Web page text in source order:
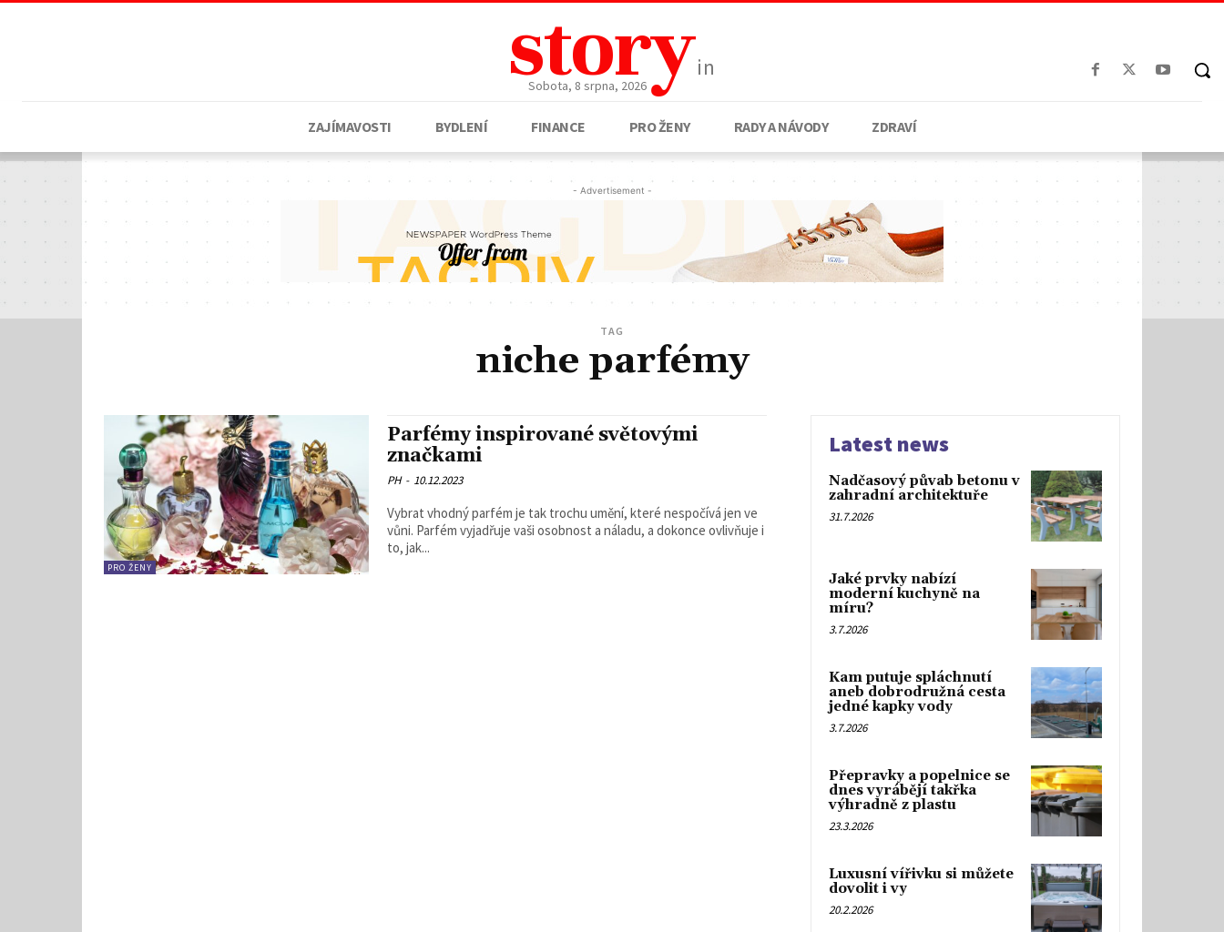
storyin
Sobota, 8 srpna, 2026
ZAJÍMAVOSTI BYDLENÍ FINANCE PRO ŽENY RADY A NÁVODY ZDRAVÍ
- Advertisement -
TAG
niche parfémy
PRO ŽENY
Parfémy inspirované světovými
značkami
PH - 10.12.2023
Vybrat vhodný parfém je tak trochu umění, které nespočívá jen ve
vůni. Parfém vyjadřuje vaši osobnost a náladu, a dokonce ovlivňuje i
to, jak...
Latest news
Nadčasový půvab betonu v
zahradní architektuře
31.7.2026
Jaké prvky nabízí
moderní kuchyně na
míru?
3.7.2026
Kam putuje spláchnutí
aneb dobrodružná cesta
jedné kapky vody
3.7.2026
Přepravky a popelnice se
dnes vyrábějí takřka
výhradně z plastu
23.3.2026
Luxusní vířivku si můžete
dovolit i vy
20.2.2026